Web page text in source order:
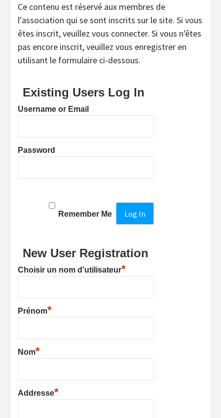
Ce contenu est réservé aux membres de
l'association qui se sont inscrits sur le site. Si vous
êtes inscrit, veuillez vous connecter. Si vous n'êtes
pas encore inscrit, veuillez vous enregistrer en
utilisant le formulaire ci-dessous.
Existing Users Log In
Username or Email
Password
Remember Me
New User Registration
Choisir un nom d'utilisateur*
Prénom*
Nom*
Addresse*